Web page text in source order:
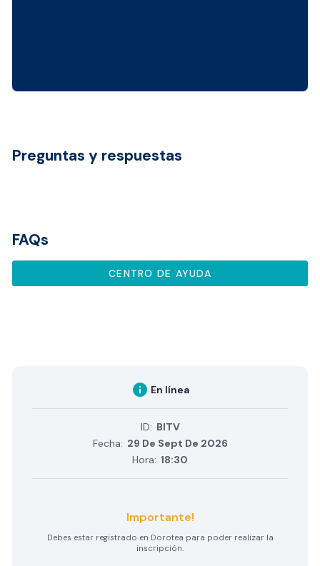
Preguntas y respuestas
FAQs
CENTRO DE AYUDA
info En línea
ID: BITV
Fecha: 29 De Sept De 2026
Hora: 18:30
Importante!
Debes estar registrado en Dorotea para poder realizar la
inscripción.